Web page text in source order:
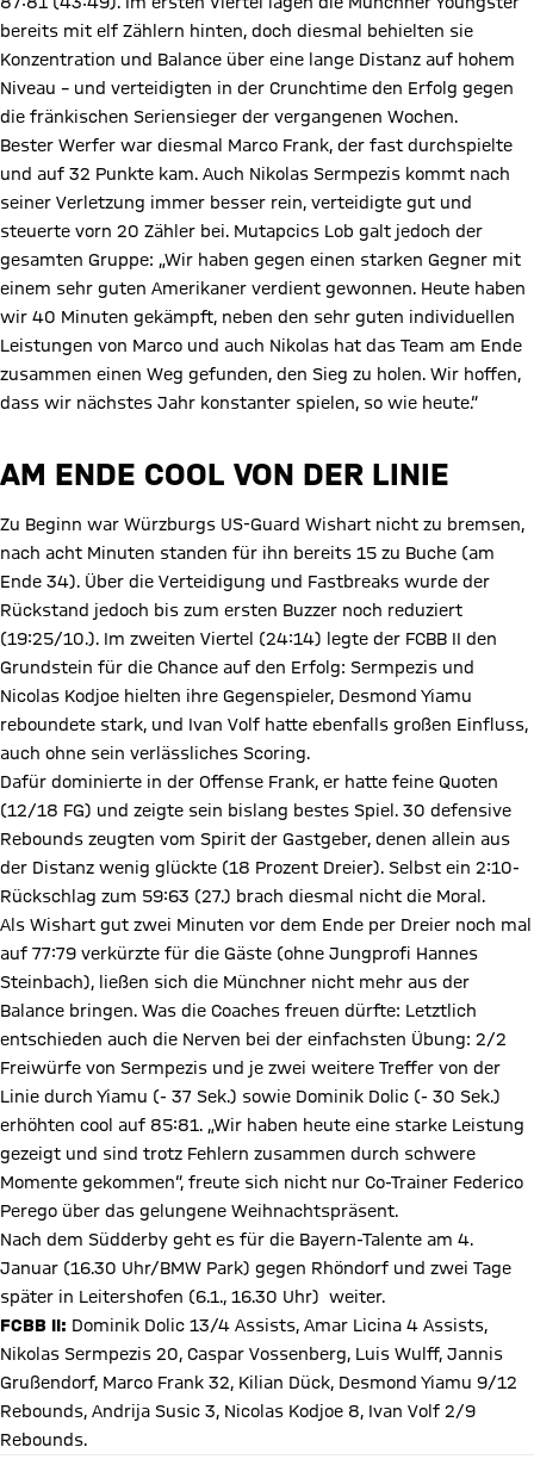
bereits mit elf Zählern hinten, doch diesmal behielten sie
Konzentration und Balance über eine lange Distanz auf hohem
Niveau – und verteidigten in der Crunchtime den Erfolg gegen
die fränkischen Seriensieger der vergangenen Wochen.
Bester Werfer war diesmal Marco Frank, der fast durchspielte
und auf 32 Punkte kam. Auch Nikolas Sermpezis kommt nach
seiner Verletzung immer besser rein, verteidigte gut und
steuerte vorn 20 Zähler bei. Mutapcics Lob galt jedoch der
gesamten Gruppe: „Wir haben gegen einen starken Gegner mit
einem sehr guten Amerikaner verdient gewonnen. Heute haben
wir 40 Minuten gekämpft, neben den sehr guten individuellen
Leistungen von Marco und auch Nikolas hat das Team am Ende
zusammen einen Weg gefunden, den Sieg zu holen. Wir hoffen,
dass wir nächstes Jahr konstanter spielen, so wie heute.“
AM ENDE COOL VON DER LINIE
Zu Beginn war Würzburgs US-Guard Wishart nicht zu bremsen,
nach acht Minuten standen für ihn bereits 15 zu Buche (am
Ende 34). Über die Verteidigung und Fastbreaks wurde der
Rückstand jedoch bis zum ersten Buzzer noch reduziert
(19:25/10.). Im zweiten Viertel (24:14) legte der FCBB II den
Grundstein für die Chance auf den Erfolg: Sermpezis und
Nicolas Kodjoe hielten ihre Gegenspieler, Desmond Yiamu
reboundete stark, und Ivan Volf hatte ebenfalls großen Einfluss,
auch ohne sein verlässliches Scoring.
Dafür dominierte in der Offense Frank, er hatte feine Quoten
(12/18 FG) und zeigte sein bislang bestes Spiel. 30 defensive
Rebounds zeugten vom Spirit der Gastgeber, denen allein aus
der Distanz wenig glückte (18 Prozent Dreier). Selbst ein 2:10-
Rückschlag zum 59:63 (27.) brach diesmal nicht die Moral.
Als Wishart gut zwei Minuten vor dem Ende per Dreier noch mal
auf 77:79 verkürzte für die Gäste (ohne Jungprofi Hannes
Steinbach), ließen sich die Münchner nicht mehr aus der
Balance bringen. Was die Coaches freuen dürfte: Letztlich
entschieden auch die Nerven bei der einfachsten Übung: 2/2
Freiwürfe von Sermpezis und je zwei weitere Treffer von der
Linie durch Yiamu (- 37 Sek.) sowie Dominik Dolic (- 30 Sek.)
erhöhten cool auf 85:81. „Wir haben heute eine starke Leistung
gezeigt und sind trotz Fehlern zusammen durch schwere
Momente gekommen“, freute sich nicht nur Co-Trainer Federico
Perego über das gelungene Weihnachtspräsent.
Nach dem Südderby geht es für die Bayern-Talente am 4.
Januar (16.30 Uhr/BMW Park) gegen Rhöndorf und zwei Tage
später in Leitershofen (6.1., 16.30 Uhr) weiter.
FCBB II: Dominik Dolic 13/4 Assists, Amar Licina 4 Assists,
Nikolas Sermpezis 20, Caspar Vossenberg, Luis Wulff, Jannis
Grußendorf, Marco Frank 32, Kilian Dück, Desmond Yiamu 9/12
Rebounds, Andrija Susic 3, Nicolas Kodjoe 8, Ivan Volf 2/9
Rebounds.